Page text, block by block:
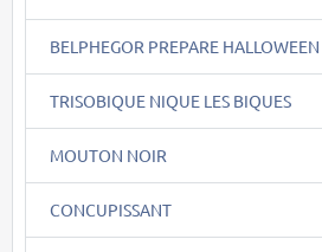
BELPHEGOR PREPARE HALLOWEEN
TRISOBIQUE NIQUE LES BIQUES
MOUTON NOIR
CONCUPISSANT